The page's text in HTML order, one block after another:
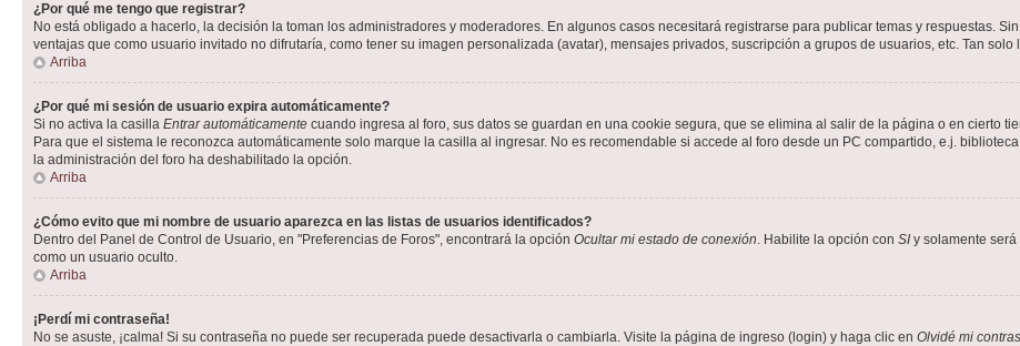
¿Por qué me tengo que registrar?
No está obligado a hacerlo, la decisión la toman los administradores y moderadores. En algunos casos necesitará registrarse para publicar temas y respuestas.
ventajas que como usuario invitado no difrutaría, como tener su imagen personalizada (avatar), mensajes privados, suscripción a grupos de usuarios, etc. Tan
Arriba
¿Por qué mi sesión de usuario expira automáticamente?
Si no activa la casilla Entrar automáticamente cuando ingresa al foro, sus datos se guardan en una cookie segura, que se elimina al salir de la página o en cierto
Para que el sistema le reconozca automáticamente solo marque la casilla al ingresar. No es recomendable si accede al foro desde un PC compartido, e.j.
la administración del foro ha deshabilitado la opción.
Arriba
¿Cómo evito que mi nombre de usuario aparezca en las listas de usuarios identificados?
Dentro del Panel de Control de Usuario, en "Preferencias de Foros", encontrará la opción Ocultar mi estado de conexión. Habilite la opción con SI y solamente
como un usuario oculto.
Arriba
¡Perdí mi contraseña!
No se asuste, ¡calma! Si su contraseña no puede ser recuperada puede desactivarla o cambiarla. Visite la página de ingreso (login) y haga clic en Olvidé mi